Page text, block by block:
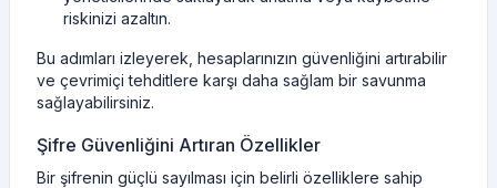
riskinizi azaltın.
Bu adımları izleyerek, hesaplarınızın güvenliğini artırabilir
ve çevrimiçi tehditlere karşı daha sağlam bir savunma
sağlayabilirsiniz.
Şifre Güvenliğini Artıran Özellikler
Bir şifrenin güçlü sayılması için belirli özelliklere sahip